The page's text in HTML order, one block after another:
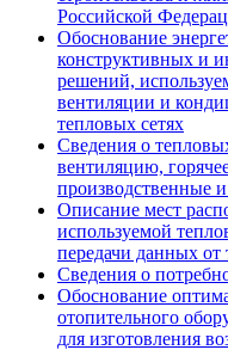
Российской
Обоснование
конструктивных и
решений,
вентиляции и
тепловых сетях
Сведения о
вентиляцию,
производственные
Описание мест
используемой
передачи данных от
Сведения о
Обоснование
отопительного
для изготовления